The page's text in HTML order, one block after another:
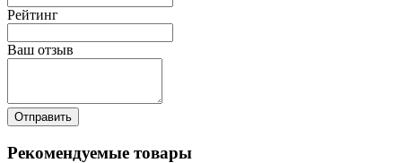
Рейтинг
Ваш отзыв
Отправить
Рекомендуемые товары